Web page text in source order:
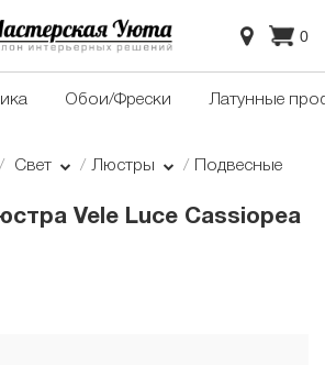
0
Обои/Фрески Латунные
Свет Люстры Подвесные
Vele Luce Cassiopea